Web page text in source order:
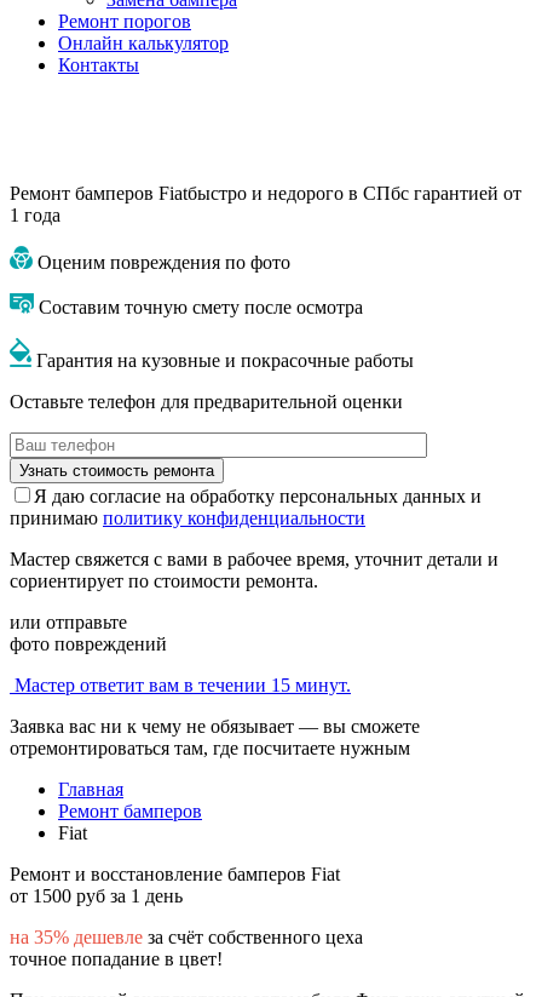
Ремонт порогов
Онлайн калькулятор
Контакты
Ремонт бамперов Fiatбыстро и недорого в СПбс гарантией от
1 года
Оценим повреждения по фото
Составим точную смету после осмотра
Гарантия на кузовные и покрасочные работы
Оставьте телефон для предварительной оценки
Я даю согласие на обработку персональных данных и
принимаю политику конфиденциальности
Мастер свяжется с вами в рабочее время, уточнит детали и
сориентирует по стоимости ремонта.
или отправьте
фото повреждений
Мастер ответит вам в течении 15 минут.
Заявка вас ни к чему не обязывает — вы сможете
отремонтироваться там, где посчитаете нужным
Главная
Ремонт бамперов
Fiat
Ремонт и восстановление бамперов Fiat
от 1500 руб за 1 день
на 35% дешевле за счёт собственного цеха
точное попадание в цвет!